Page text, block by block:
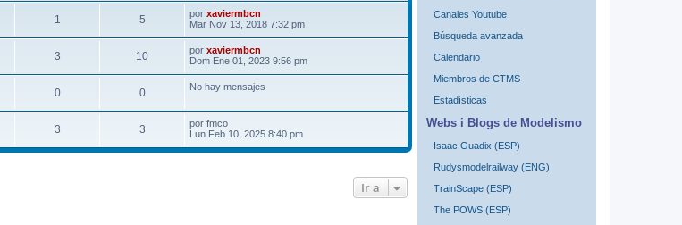
1 5 por xaviermbcn
Mar Nov 13, 2018 7:32 pm
3 10 por xaviermbcn
Dom Ene 01, 2023 9:56 pm
0 0 No hay mensajes
3 3 por fmco
Lun Feb 10, 2025 8:40 pm
Ir a
Canales Youtube
Búsqueda avanzada
Calendario
Miembros de CTMS
Estadísticas
Webs i Blogs de Modelismo
Isaac Guadix (ESP)
Rudysmodelrailway (ENG)
TrainScape (ESP)
The POWS (ESP)